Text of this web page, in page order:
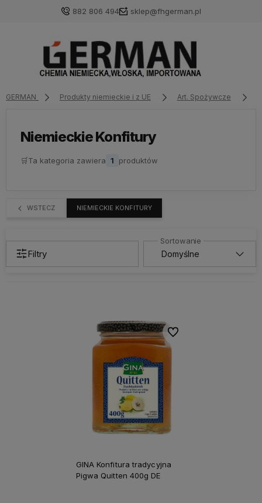
882 806 494 sklep@fhgerman.pl
GERMAN Produkty niemieckie i z UE Art. Spożywcze
Niemieckie Konfitury
🛒Ta kategoria zawiera 1 produktów
WSTECZ NIEMIECKIE KONFITURY
Filtry
GINA Konfitura tradycyjna
Pigwa Quitten 400g DE
Do ulubionych